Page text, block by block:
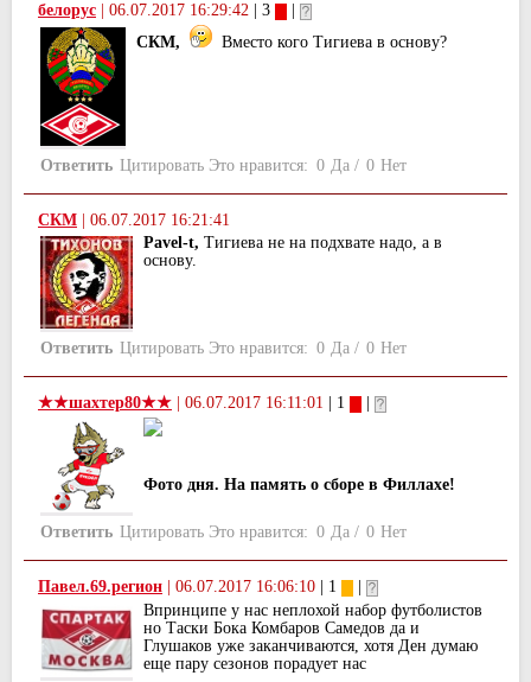
белорус 06.07.2017 16:29:42 | 3
СКМ,
Вместо кого Тигиева в основу?
Ответить Цитировать Это нравится: 0 Да / 0 Нет
СКМ
06.07.2017 16:21:41
Pavel-t, Тигиева не на подхвате надо, а в
основу.
Ответить Цитировать Это нравится: 0 Да / 0 Нет
★★шахтер80★★ 06.07.2017 16:11:01 | 1
Фото дня. На память о сборе в Филлахе!
Ответить Цитировать Это нравится: 0 Да / 0 Нет
Павел.69.регион 06.07.2017 16:06:10 | 1
Впринципе у нас неплохой набор футболистов
но Таски Бока Комбаров Самедов да и
Глушаков уже заканчиваются, хотя Ден думаю
еще пару сезонов порадует нас